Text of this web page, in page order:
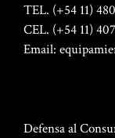
TEL. (+54 11)
CEL. (+54 11)
Email:
Defensa al